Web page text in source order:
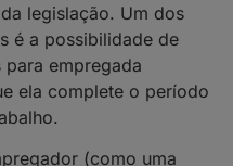
legislação. Um dos
é a possibilidade de
empregada
ela complete o período
(como uma